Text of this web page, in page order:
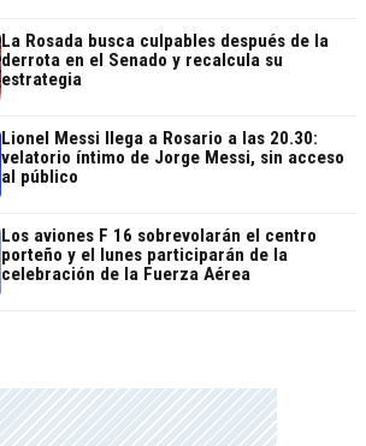
La Rosada busca culpables después de la
derrota en el Senado y recalcula su
estrategia
Lionel Messi llega a Rosario a las 20.30:
velatorio íntimo de Jorge Messi, sin acceso
al público
Los aviones F 16 sobrevolarán el centro
porteño y el lunes participarán de la
celebración de la Fuerza Aérea